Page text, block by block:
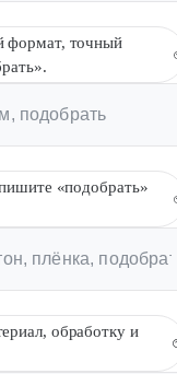
формат, точный
«подобрать»
обработку и